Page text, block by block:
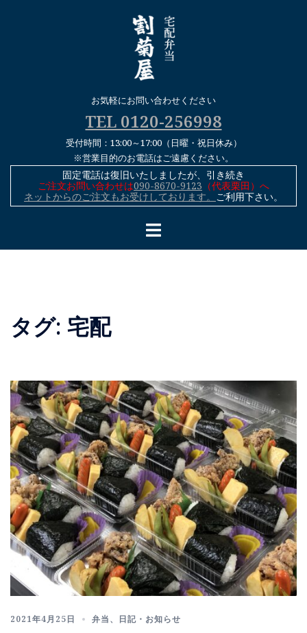
お気軽にお問い合わせください
TEL 0120-256998
受付時間：13:00～17:00（日曜・祝日休み）
※営業目的のお電話はご遠慮ください。
固定電話は復旧いたしましたが、引き続き
ご注文お問い合わせは090-8670-9123 （代表栗田）へ
ネットからのご注文もお受けしております。 ご利用下さい。
タグ: 宅配
2021年4月25日 弁当、 日記・お知らせ